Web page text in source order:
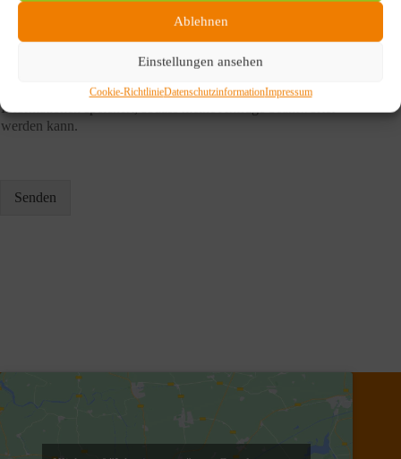
Ablehnen
Einstellungen ansehen
Cookie-RichtlinieDatenschutzinformationImpressum
DSGVO-Einverständnis*
Ich willige ein, dass diese Website meine übermittelten
Informationen speichert, sodass meine Anfrage beantwortet
werden kann.
Senden